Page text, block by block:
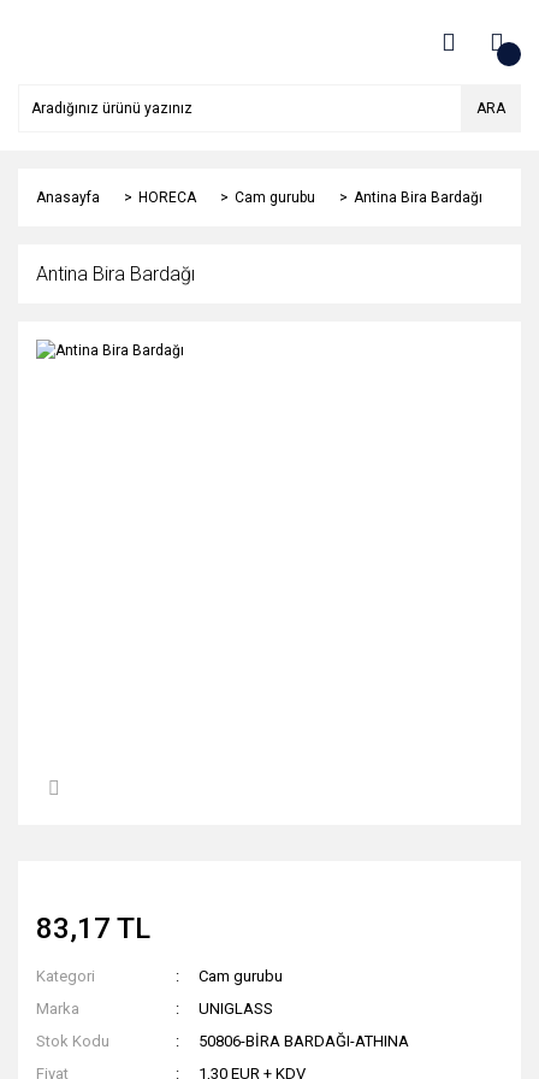
ARA
Anasayfa HORECA Cam gurubu Antina Bira Bardağı
Antina Bira Bardağı
83,17 TL
Kategori
Cam gurubu
Marka
UNIGLASS
Stok Kodu
50806-BİRA BARDAĞI-ATHINA
Fiyat
1,30 EUR + KDV